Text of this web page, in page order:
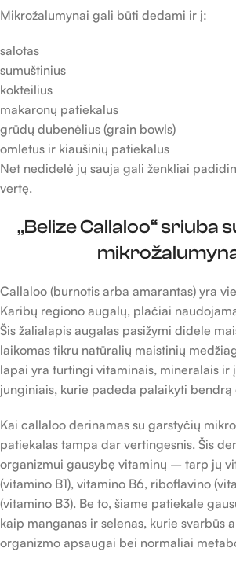
Mikrožalumynai gali būti dedami ir į:
salotas
sumuštinius
kokteilius
makaronų patiekalus
grūdų dubenėlius (grain bowls)
omletus ir kiaušinių patiekalus
Net nedidelė jų sauja gali ženkliai
vertę.
„Belize Callaloo“ sriuba
Callaloo (burnotis arba amarantas) yra
Karibų regiono augalų, plačiai
Šis žalialapis augalas pasižymi didele
laikomas tikru natūralių maistinių
lapai yra turtingi vitaminais, mineralais ir
junginiais, kurie padeda palaikyti bendrą
Kai callaloo derinamas su garstyčių
patiekalas tampa dar vertingesnis. Šis
organizmui gausybę vitaminų – tarp jų
(vitamino B1), vitamino B6, riboflavino
(vitamino B3). Be to, šiame patiekale
kaip manganas ir selenas, kurie svarbūs
organizmo apsaugai bei normaliai